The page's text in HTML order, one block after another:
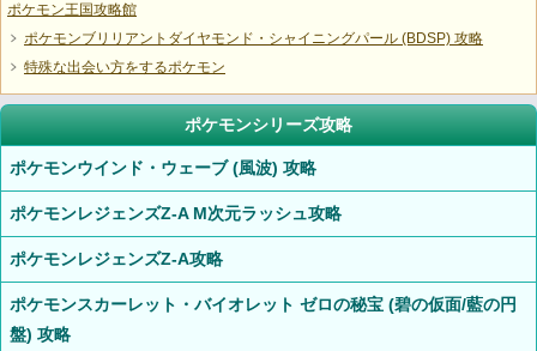
ポケモン王国攻略館
ポケモンブリリアントダイヤモンド・シャイニングパール (BDSP) 攻略
特殊な出会い方をするポケモン
ポケモンシリーズ攻略
ポケモンウインド・ウェーブ (風波) 攻略
ポケモンレジェンズZ-A M次元ラッシュ攻略
ポケモンレジェンズZ-A攻略
ポケモンスカーレット・バイオレット ゼロの秘宝 (碧の仮面/藍の円
盤) 攻略